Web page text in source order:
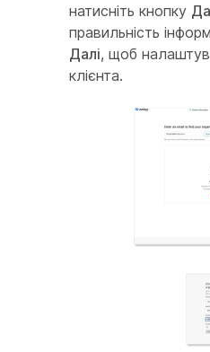
натисніть кнопку
правильність
Далі, щоб
клієнта.